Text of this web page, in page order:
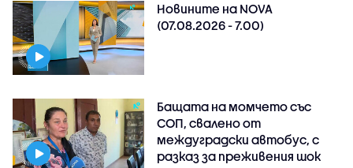
Новините на NOVA
(07.08.2026 - 7.00)
Бащата на момчето със
СОП, свалено от
междуградски автобус, с
разказ за преживения шок